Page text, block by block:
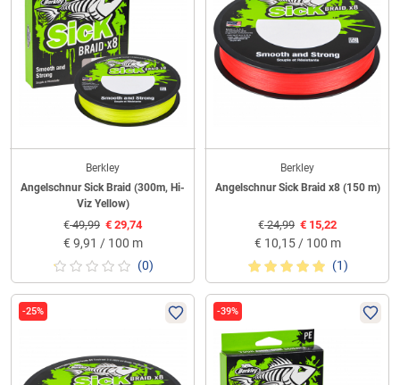
Berkley
Angelschnur Sick Braid (300m, Hi-
Viz Yellow)
€49,99 € 29,74
€ 9,91 / 100 m
(0)
Berkley
Angelschnur Sick Braid x8 (150 m)
€24,99 € 15,22
€ 10,15 / 100 m
(1)
-25% -39%